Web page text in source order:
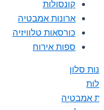
קונסולות
ארונות אמבטיה
כורסאות טלוויזיה
ספות אירוח
סלון
אמבטיה